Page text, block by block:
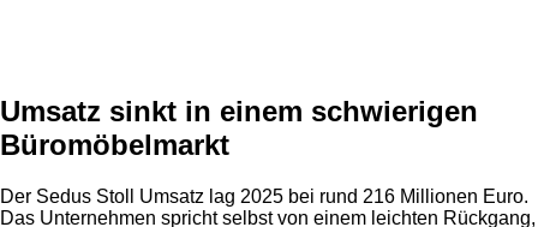
Umsatz sinkt in einem schwierigen
Büromöbelmarkt
Der Sedus Stoll Umsatz lag 2025 bei rund 216 Millionen Euro.
Das Unternehmen spricht selbst von einem leichten Rückgang,